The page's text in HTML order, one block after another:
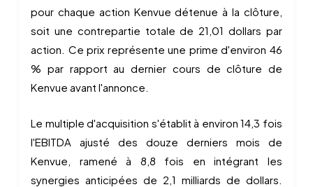
pour chaque action Kenvue détenue à la clôture,
soit une contrepartie totale de 21,01 dollars par
action. Ce prix représente une prime d'environ 46
% par rapport au dernier cours de clôture de
Kenvue avant l'annonce.
Le multiple d'acquisition s'établit à environ 14,3 fois
l'EBITDA ajusté des douze derniers mois de
Kenvue, ramené à 8,8 fois en intégrant les
synergies anticipées de 2,1 milliards de dollars.